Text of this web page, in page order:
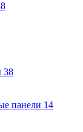
38
панели 14